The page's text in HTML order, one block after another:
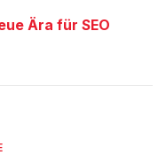
Ära für SEO